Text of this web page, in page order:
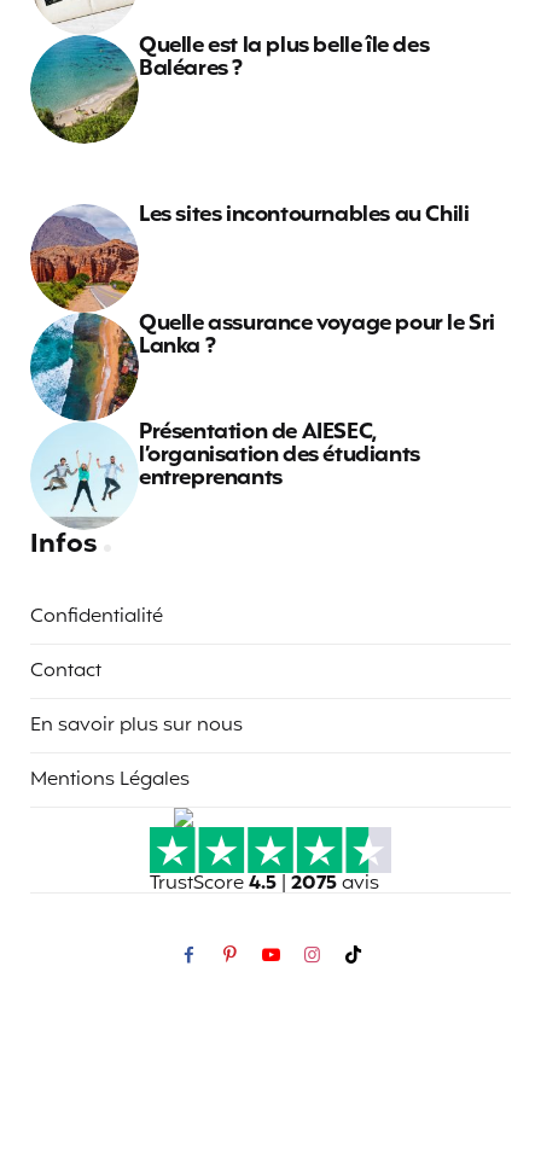
Quelle est la plus belle île des
Baléares ?
Les sites incontournables au Chili
Quelle assurance voyage pour le Sri
Lanka ?
Présentation de AIESEC,
l’organisation des étudiants
entreprenants
Infos
Confidentialité
Contact
En savoir plus sur nous
Mentions Légales
TrustScore4.5 | 2075avis